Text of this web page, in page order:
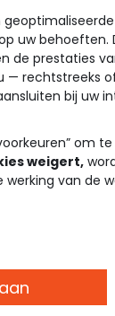
winkel
cadeaubon
om te kiezen!
Ze zijn het
Verdien
uw behoeften.
de prestaties
— rechtstreeks
bij uw
om te
weigert,
van de